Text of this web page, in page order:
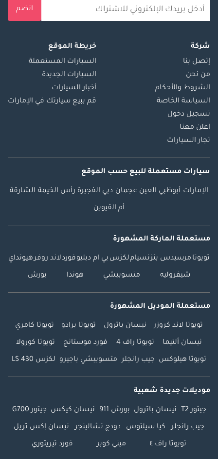
انضم
شركة
إتصل بنا
من نحن
الشروط والأحكام
السياسة الخاصة
تسجيل دخول
اعلن معنا
تجار السيارات
خريطة الموقع
السيارات المستعملة
السيارات الجديدة
أخبار السيارات
قم ببيع سيارتك في الإمارات
سيارات مستعملة للبيع حسب الموقع
الإمارات أبوظبي العين عجمان دبي الفجيرة رأس الخيمة الشارقة
أم القيوين
مستعملة الماركة المشهورة
تويوتا مرسيدس بنزنسياملكزس بي ام دبليوفوردلاند روفرهيونداي
شيفروليه متسوبيشي هوندا بورش
مستعملة الموديل المشهورة
تويوتا لاند كروزر نيسان باترول تويوتا برادو تويوتا كامري
نيسان ألتيما تويوتا راف 4 فورد موستانج تويوتا كورولا
تويوتا هيلوكس جيب رانجلر متسوبيشي باجيرو لكزس LS 430
موديلات جديدة شعبية
جيتور T2 نيسان باترول بورش 911 نيسان كيكس جيتور G700
جيب رانجلر كيا سيلتوس دودج تشالينجر نيسان إكس تريل
تويوتا راف ٤ ميني كوبر فورد تيريتوري